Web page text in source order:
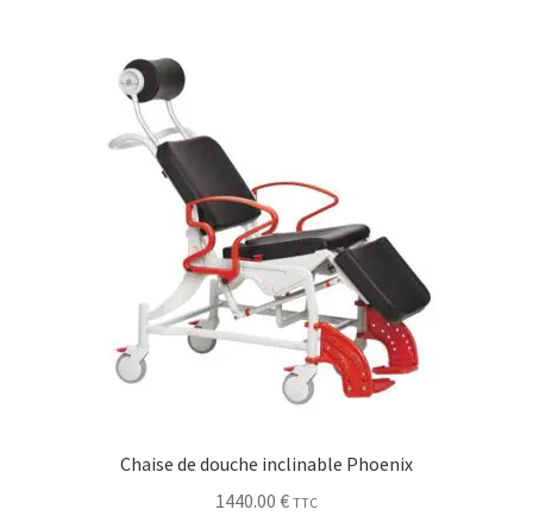
Chaise de douche inclinable Phoenix
1440.00 € TTC